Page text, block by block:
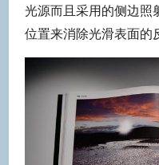
光源而且采用的侧边照
位置来消除光滑表面的